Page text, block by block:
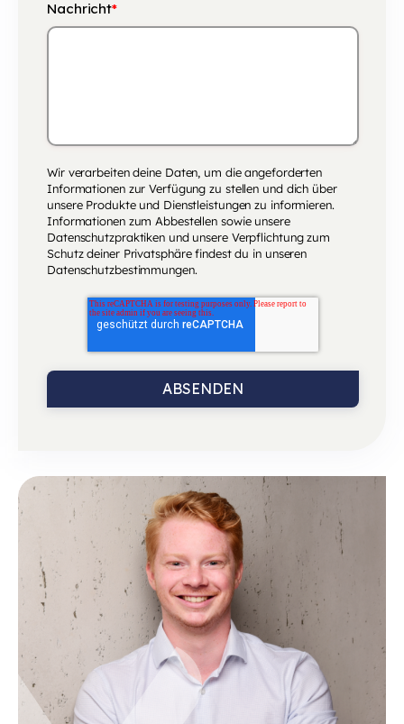
Nachricht*
Wir verarbeiten deine Daten, um die angeforderten
Informationen zur Verfügung zu stellen und dich über
unsere Produkte und Dienstleistungen zu informieren.
Informationen zum Abbestellen sowie unsere
Datenschutzpraktiken und unsere Verpflichtung zum
Schutz deiner Privatsphäre findest du in unseren
Datenschutzbestimmungen.